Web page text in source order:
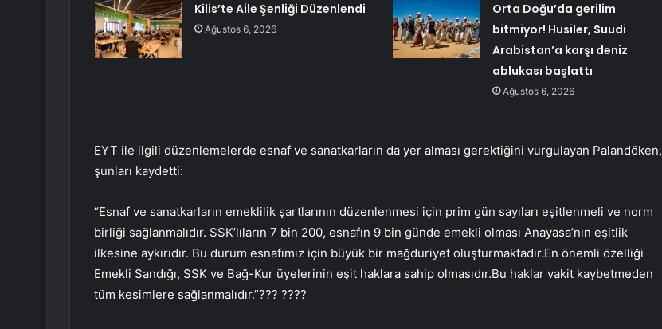
Kilis’te Aile Şenliği Düzenlendi
Ağustos 6, 2026
Orta Doğu’da gerilim
bitmiyor! Husiler, Suudi
Arabistan’a karşı deniz
ablukası başlattı
Ağustos 6, 2026
EYT ile ilgili düzenlemelerde esnaf ve sanatkarların da yer alması gerektiğini vurgulayan Palandöken,
şunları kaydetti:
“Esnaf ve sanatkarların emeklilik şartlarının düzenlenmesi için prim gün sayıları eşitlenmeli ve norm
birliği sağlanmalıdır. SSK’lıların 7 bin 200, esnafın 9 bin günde emekli olması Anayasa’nın eşitlik
ilkesine aykırıdır. Bu durum esnafımız için büyük bir mağduriyet oluşturmaktadır.En önemli özelliği
Emekli Sandığı, SSK ve Bağ-Kur üyelerinin eşit haklara sahip olmasıdır.Bu haklar vakit kaybetmeden
tüm kesimlere sağlanmalıdır.”??? ????